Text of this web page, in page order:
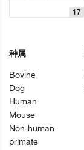
17
种属
Bovine
Dog
Human
Mouse
Non-human
primate